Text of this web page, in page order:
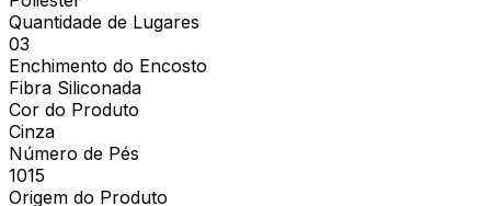
Quantidade de Lugares
03
Enchimento do Encosto
Fibra Siliconada
Cor do Produto
Cinza
Número de Pés
1015
Origem do Produto